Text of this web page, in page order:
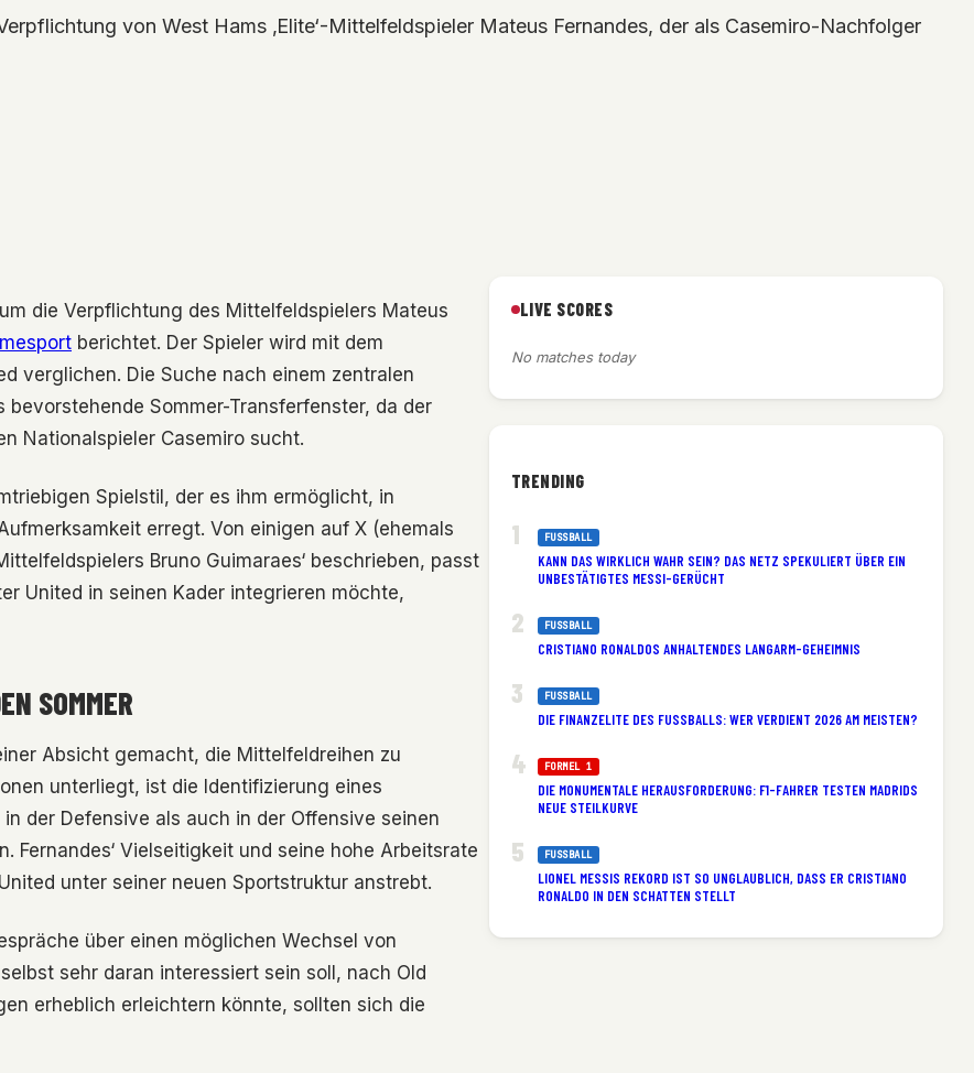
von West Hams ‚Elite‘-Mittelfeldspieler Mateus Fernandes, der als Casemiro-Nachfolger
die Verpflichtung des Mittelfeldspielers Mateus
berichtet. Der Spieler wird mit dem
verglichen. Die Suche nach einem zentralen
Sommer-Transferfenster, da der
Nationalspieler Casemiro sucht.
Spielstil, der es ihm ermöglicht, in
erregt. Von einigen auf X (ehemals
Bruno Guimaraes‘ beschrieben, passt
United in seinen Kader integrieren möchte,
SOMMER
Absicht gemacht, die Mittelfeldreihen zu
unterliegt, ist die Identifizierung eines
der Defensive als auch in der Offensive seinen
Vielseitigkeit und seine hohe Arbeitsrate
unter seiner neuen Sportstruktur anstrebt.
über einen möglichen Wechsel von
sehr daran interessiert sein soll, nach Old
erheblich erleichtern könnte, sollten sich die
LIVE SCORES
No matches today
TRENDING
FUSSBALL
KANN DAS WIRKLICH WAHR SEIN? DAS NETZ SPEKULIERT ÜBER EIN
UNBESTÄTIGTES MESSI-GERÜCHT
FUSSBALL
CRISTIANO RONALDOS ANHALTENDES LANGARM-GEHEIMNIS
FUSSBALL
DIE FINANZELITE DES FUSSBALLS: WER VERDIENT 2026 AM MEISTEN?
FORMEL 1
DIE MONUMENTALE HERAUSFORDERUNG: F1-FAHRER TESTEN MADRIDS
NEUE STEILKURVE
FUSSBALL
LIONEL MESSIS REKORD IST SO UNGLAUBLICH, DASS ER CRISTIANO
RONALDO IN DEN SCHATTEN STELLT